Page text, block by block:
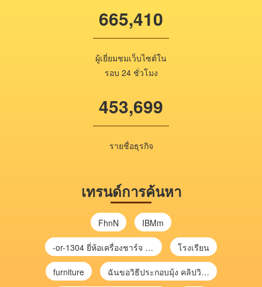
665,410
ผู้เยี่ยมชมเว็บไซต์ใน
รอบ 24 ชั่วโมง
453,699
รายชื่อธุรกิจ
เทรนด์การค้นหา
FhnN IBMm
-or-1304 ยี่ห้อเครื่องชาร์จ chargecore โรงเรียน
furniture ฉันขอวิธีประกอบมุ้ง คลิปวิดีโอ การประกอบมุ้ง